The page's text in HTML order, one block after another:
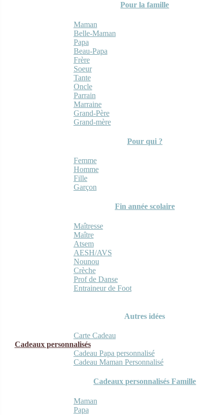
Pour la famille
Maman
Belle-Maman
Papa
Beau-Papa
Frère
Soeur
Tante
Oncle
Parrain
Marraine
Grand-Père
Grand-mère
Pour qui ?
Femme
Homme
Fille
Garçon
Fin année scolaire
Maîtresse
Maître
Atsem
AESH/AVS
Nounou
Crèche
Prof de Danse
Entraineur de Foot
Autres idées
Carte Cadeau
Cadeaux personnalisés
Cadeau Papa personnalisé
Cadeau Maman Personnalisé
Cadeaux personnalisés Famille
Maman
Papa